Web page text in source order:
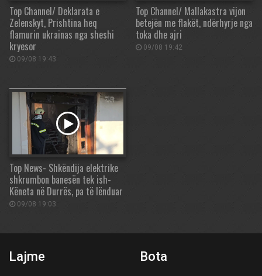
Top Channel/ Deklarata e
Zelenskyt, Prishtina heq
flamurin ukrainas nga sheshi
kryesor
09/08 19:43
Top Channel/ Mallakastra vijon
betejën me flakët, ndërhyrje nga
toka dhe ajri
09/08 19:42
Top News- Shkëndija elektrike
shkrumbon banesën tek ish-
Këneta në Durrës, pa të lënduar
09/08 19:03
Lajme Bota